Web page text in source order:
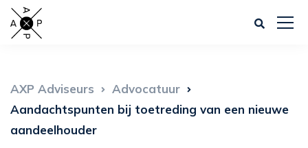
AXP Adviseurs
Advocatuur
Aandachtspunten bij toetreding van een nieuwe
aandeelhouder